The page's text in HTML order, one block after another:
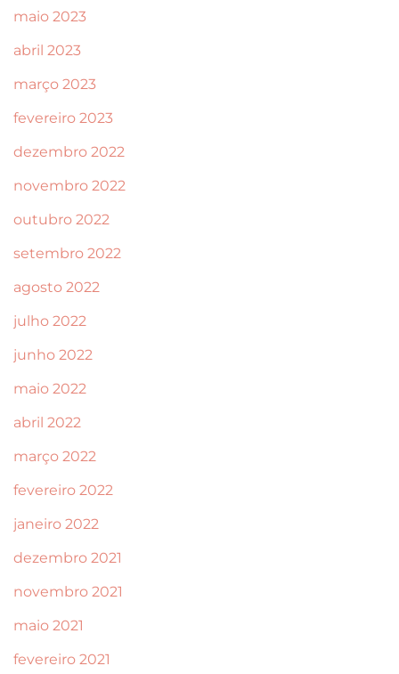
maio 2023
abril 2023
março 2023
fevereiro 2023
dezembro 2022
novembro 2022
outubro 2022
setembro 2022
agosto 2022
julho 2022
junho 2022
maio 2022
abril 2022
março 2022
fevereiro 2022
janeiro 2022
dezembro 2021
novembro 2021
maio 2021
fevereiro 2021